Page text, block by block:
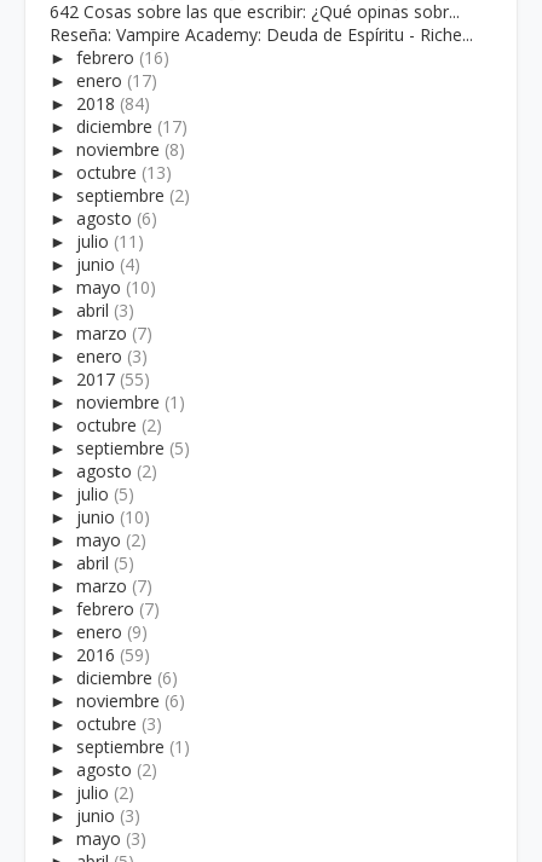
642 Cosas sobre las que escribir: ¿Qué opinas sobr...
Reseña: Vampire Academy: Deuda de Espíritu - Riche...
► febrero (16)
► enero (17)
► 2018 (84)
► diciembre (17)
► noviembre (8)
► octubre (13)
► septiembre (2)
► agosto (6)
► julio (11)
► junio (4)
► mayo (10)
► abril (3)
► marzo (7)
► enero (3)
► 2017 (55)
► noviembre (1)
► octubre (2)
► septiembre (5)
► agosto (2)
► julio (5)
► junio (10)
► mayo (2)
► abril (5)
► marzo (7)
► febrero (7)
► enero (9)
► 2016 (59)
► diciembre (6)
► noviembre (6)
► octubre (3)
► septiembre (1)
► agosto (2)
► julio (2)
► junio (3)
► mayo (3)